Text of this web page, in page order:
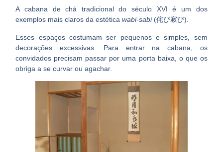
A cabana de chá tradicional do século XVI é um dos
exemplos mais claros da estética wabi-sabi(侘び寂び).
Esses espaços costumam ser pequenos e simples, sem
decorações excessivas. Para entrar na cabana, os
convidados precisam passar por uma porta baixa , o que os
obriga a se curvar ou agachar.